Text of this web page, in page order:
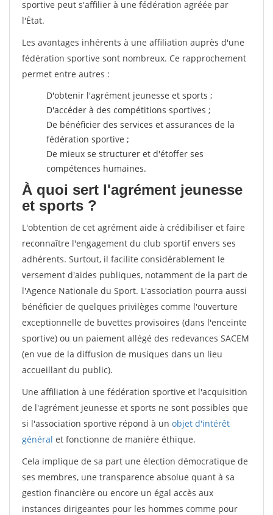
sportive peut s'affilier à une fédération agréée par
l'État.
Les avantages inhérents à une affiliation auprès d'une
fédération sportive sont nombreux. Ce rapprochement
permet entre autres :
D'obtenir l'agrément jeunesse et sports ;
D'accéder à des compétitions sportives ;
De bénéficier des services et assurances de la
fédération sportive ;
De mieux se structurer et d'étoffer ses
compétences humaines.
À quoi sert l'agrément jeunesse
et sports ?
L'obtention de cet agrément aide à crédibiliser et faire
reconnaître l'engagement du club sportif envers ses
adhérents. Surtout, il facilite considérablement le
versement d'aides publiques, notamment de la part de
l'Agence Nationale du Sport. L'association pourra aussi
bénéficier de quelques privilèges comme l'ouverture
exceptionnelle de buvettes provisoires (dans l'enceinte
sportive) ou un paiement allégé des redevances SACEM
(en vue de la diffusion de musiques dans un lieu
accueillant du public).
Une affiliation à une fédération sportive et l'acquisition
de l'agrément jeunesse et sports ne sont possibles que
si l'association sportive répond à un objet d'intérêt
général et fonctionne de manière éthique.
Cela implique de sa part une élection démocratique de
ses membres, une transparence absolue quant à sa
gestion financière ou encore un égal accès aux
instances dirigeantes pour les hommes comme pour